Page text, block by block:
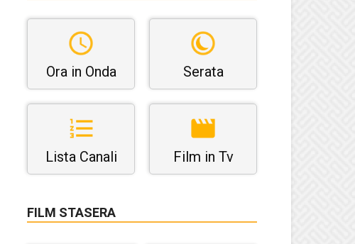
Ora in Onda Serata
Lista Canali Film in Tv
FILM STASERA